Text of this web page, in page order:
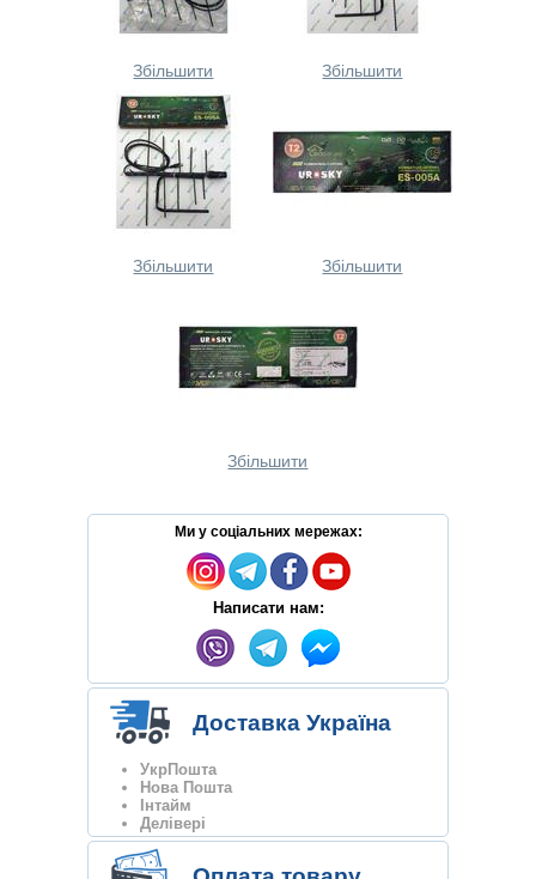
Збільшити Збільшити
Збільшити Збільшити
Збільшити
Ми у соціальних мережах:
Написати нам:
Доставка Україна
УкрПошта
Нова Пошта
Інтайм
Делівері